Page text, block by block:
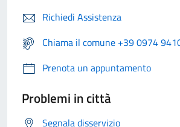
Richiedi Assistenza
Chiama il comune +39 0974
Prenota un appuntamento
Problemi in città
Segnala disservizio